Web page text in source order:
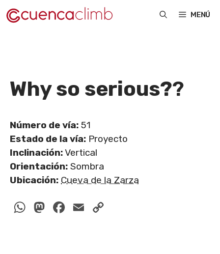
Saltar
al
MENÚ
Why so serious??
Número de vía: 51
Estado de la vía: Proyecto
Inclinación:Vertical
Orientación: Sombra
Ubicación: Cueva de la Zarza
WhatsApp
Mastodon
Facebook
Email